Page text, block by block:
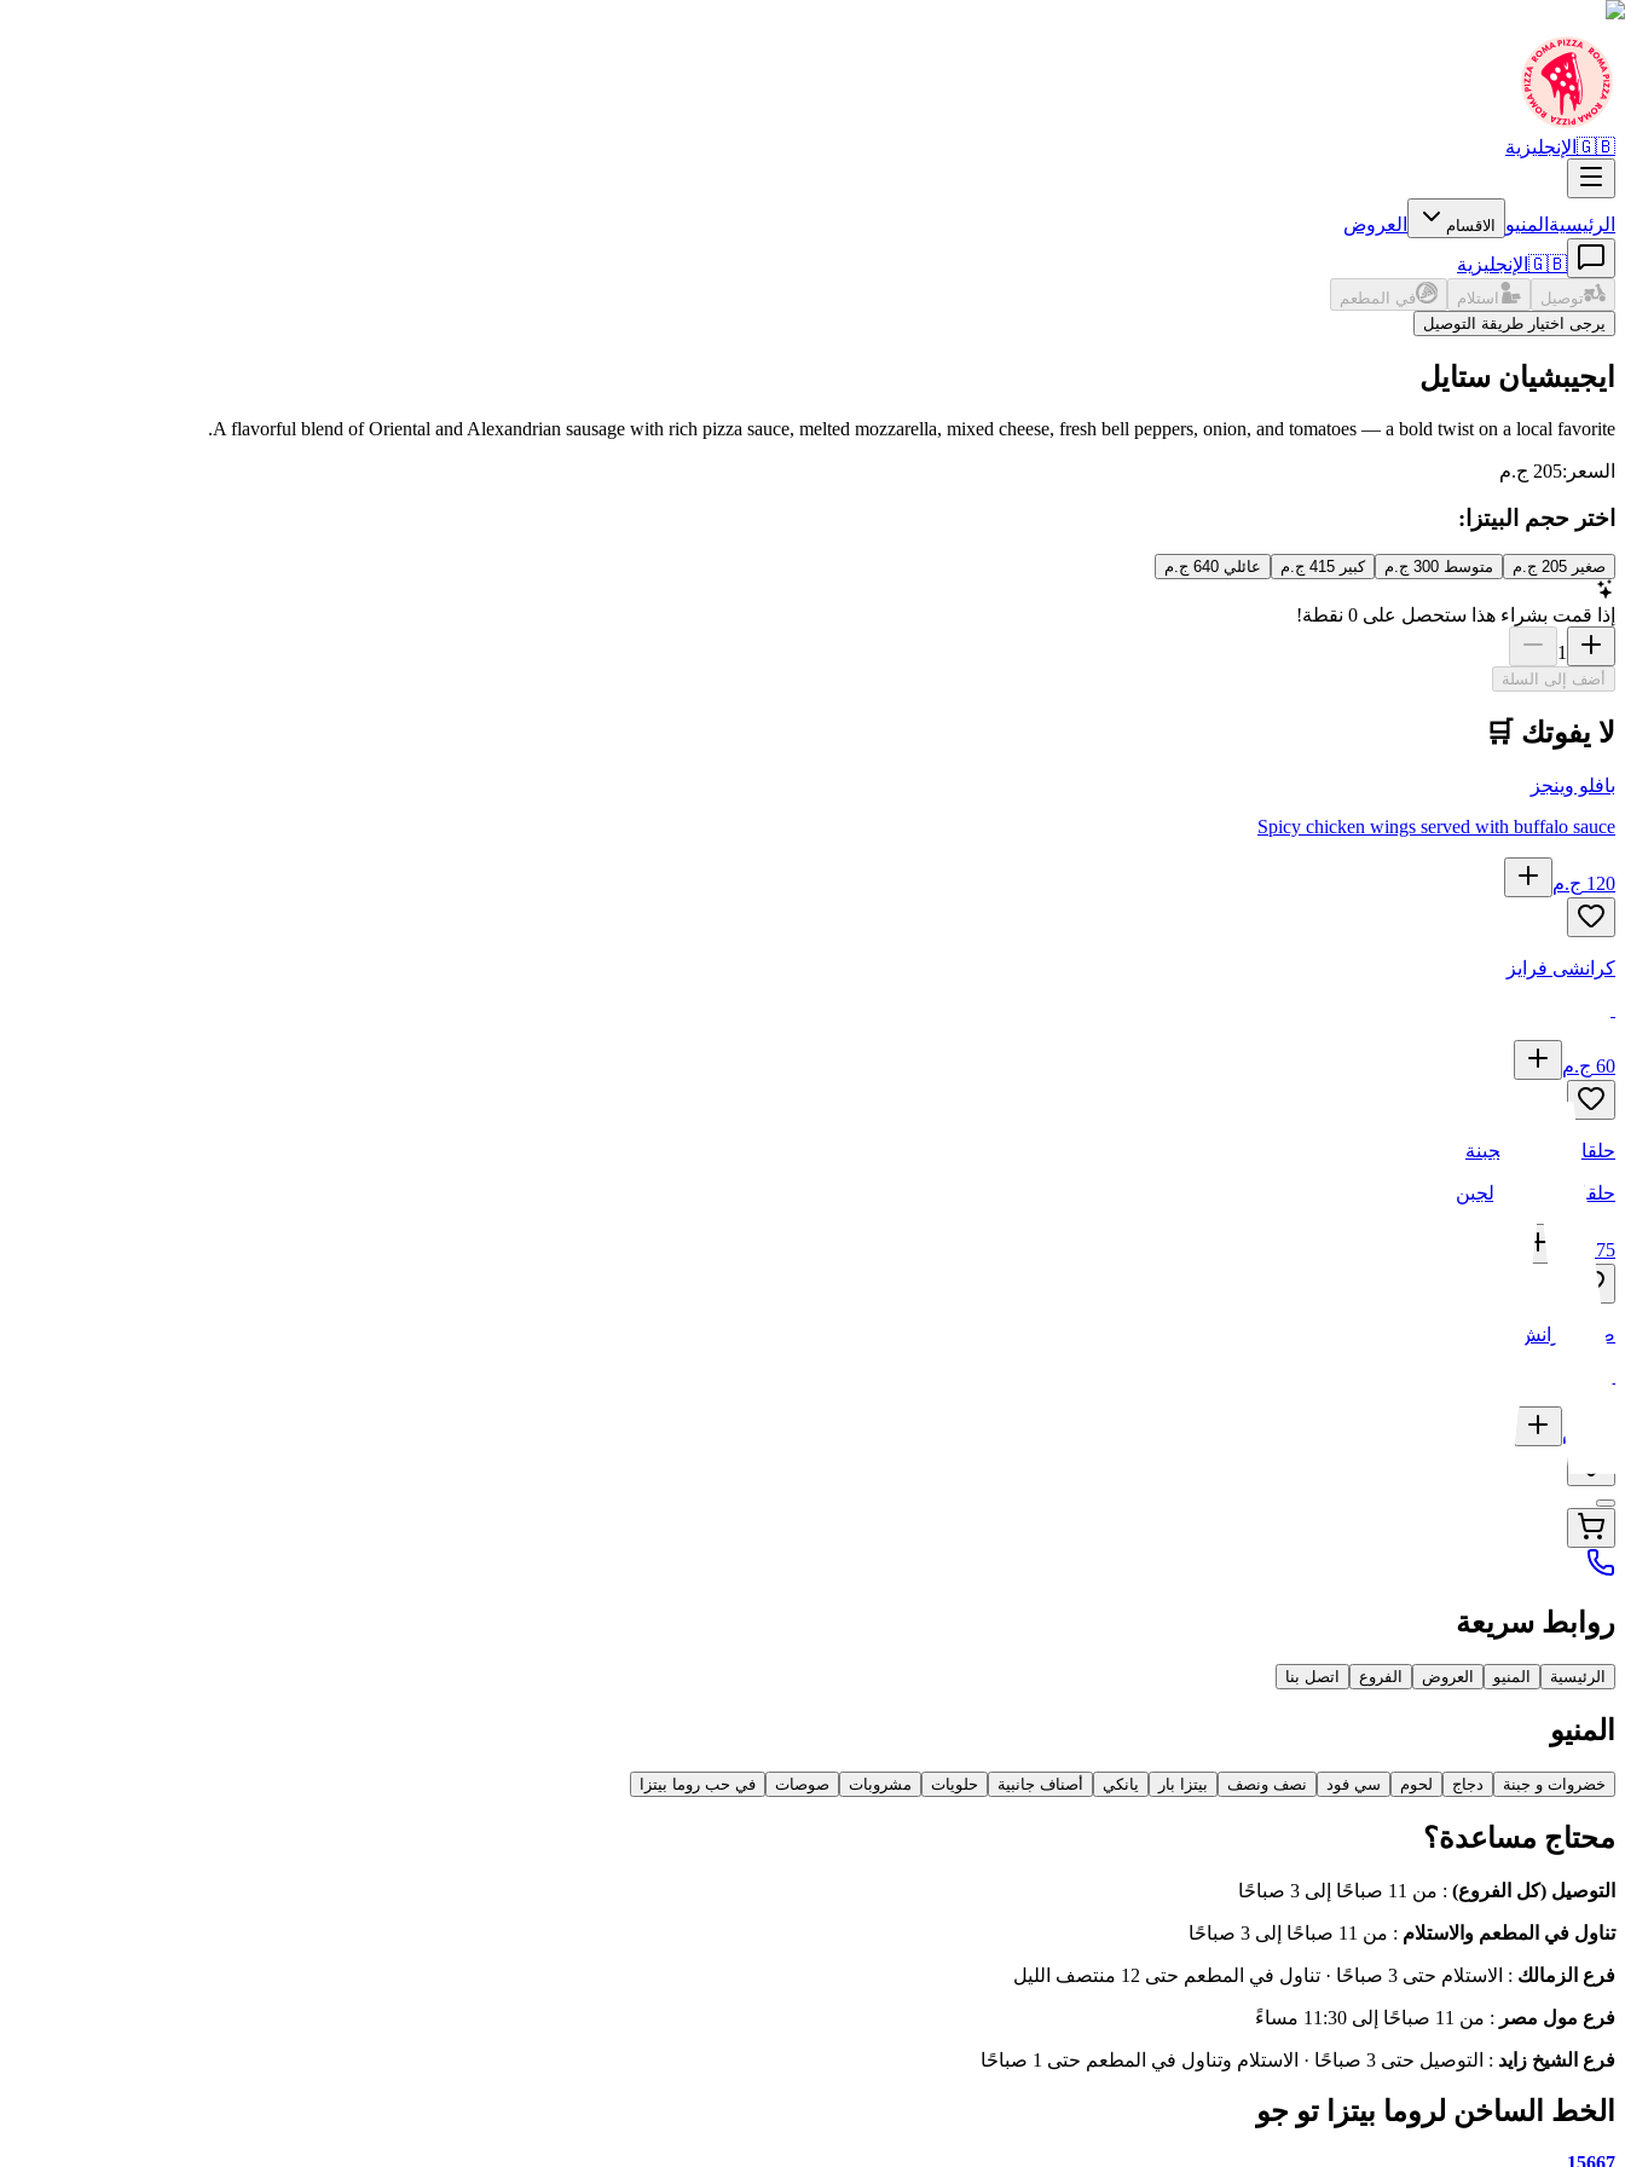
🇬🇧 الإنجليزية
الرئيسية المنيو الاقسام
العروض
🇬🇧 الإنجليزية
توصيل استلام
في المطعم
يرجى اختيار طريقة التوصيل
ايجيبشيان ستايل
A flavorful blend of Oriental and Alexandrian sausage with rich pizza sauce, melted mozzarella, mixed cheese, fresh bell peppers, onion, and tomatoes — a bold twist on a local favorite.
السعر :205 ج.م
اختر حجم البيتزا:
صغير 205 ج.م متوسط 300 ج.م كبير 415 ج.م عائلي 640 ج.م
إذا قمت بشراء هذا ستحصل على 0 نقطة!
1
أضف إلى السلة
لا يفوتك 🛒
بافلو وينجز
Spicy chicken wings served with buffalo sauce
120 ج.م
كرانشى فرايز
60 ج.م
حلقات بصل بالجبنة
حلقات البصل بالجبن
75
صوص رانش
ج.م
روابط سريعة
الرئيسية المنيو العروض الفروع اتصل بنا
المنيو
خضروات و جبنة دجاج لحوم سي فود نصف ونصف بيتزا بار يانكي أصناف جانبية حلويات مشروبات صوصات في حب روما بيتزا
محتاج مساعدة؟
التوصيل (كل الفروع) : من 11 صباحًا إلى 3 صباحًا
تناول في المطعم والاستلام : من 11 صباحًا إلى 3 صباحًا
فرع الزمالك : الاستلام حتى 3 صباحًا · تناول في المطعم حتى 12 منتصف الليل
فرع مول مصر : من 11 صباحًا إلى 11:30 مساءً
فرع الشيخ زايد : التوصيل حتى 3 صباحًا · الاستلام وتناول في المطعم حتى 1 صباحًا
الخط الساخن لروما بيتزا تو جو